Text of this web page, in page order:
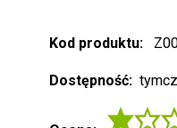
Kod produktu:
Dostępność: